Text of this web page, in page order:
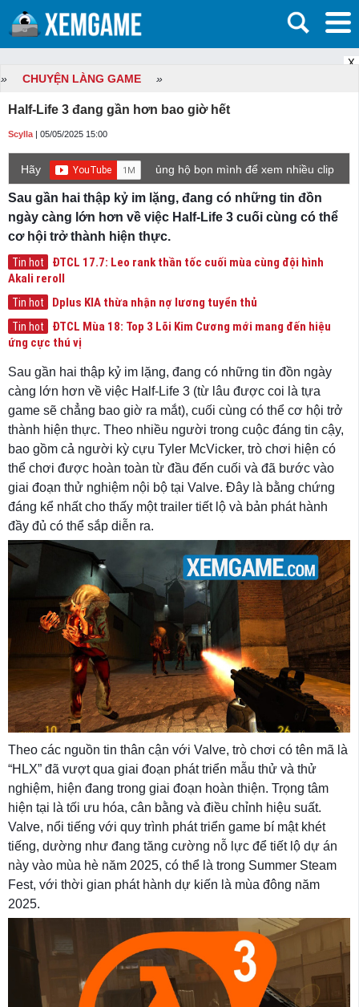
X
» CHUYỆN LÀNG GAME »
Half-Life 3 đang gần hơn bao giờ hết
Scylla | 05/05/2025 15:00
Hãy
ủng hộ bọn mình để xem nhiều clip
game mới hơn nhé!
Sau gần hai thập kỷ im lặng, đang có những tin đồn
ngày càng lớn hơn về việc Half-Life 3 cuối cùng có thể
cơ hội trở thành hiện thực.
Tin hot
ĐTCL 17.7: Leo rank thần tốc cuối mùa cùng đội hình
Akali reroll
Tin hot Dplus KIA thừa nhận nợ lương tuyển thủ
Tin hot
ĐTCL Mùa 18: Top 3 Lõi Kim Cương mới mang đến hiệu
ứng cực thú vị
Sau gần hai thập kỷ im lặng, đang có những tin đồn ngày
càng lớn hơn về việc Half-Life 3 (từ lâu được coi là tựa
game sẽ chẳng bao giờ ra mắt), cuối cùng có thể cơ hội trở
thành hiện thực. Theo nhiều người trong cuộc đáng tin cậy,
bao gồm cả người kỳ cựu Tyler McVicker, trò chơi hiện có
thể chơi được hoàn toàn từ đầu đến cuối và đã bước vào
giai đoạn thử nghiệm nội bộ tại Valve. Đây là bằng chứng
đáng kể nhất cho thấy một trailer tiết lộ và bản phát hành
đầy đủ có thể sắp diễn ra.
Theo các nguồn tin thân cận với Valve, trò chơi có tên mã là
“HLX” đã vượt qua giai đoạn phát triển mẫu thử và thử
nghiệm, hiện đang trong giai đoạn hoàn thiện. Trọng tâm
hiện tại là tối ưu hóa, cân bằng và điều chỉnh hiệu suất.
Valve, nổi tiếng với quy trình phát triển game bí mật khét
tiếng, dường như đang tăng cường nỗ lực để tiết lộ dự án
này vào mùa hè năm 2025, có thể là trong Summer Steam
Fest, với thời gian phát hành dự kiến ​​là mùa đông năm
2025.